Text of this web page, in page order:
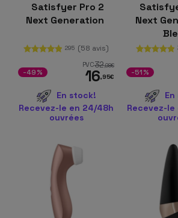
Satisfyer Pro 2
Next Generation
295 (58 avis)
PVC32,98€
16,95€
-49%
En stock!
Recevez-le en 24/48h
ouvrées
Next
-51%
Recevez-